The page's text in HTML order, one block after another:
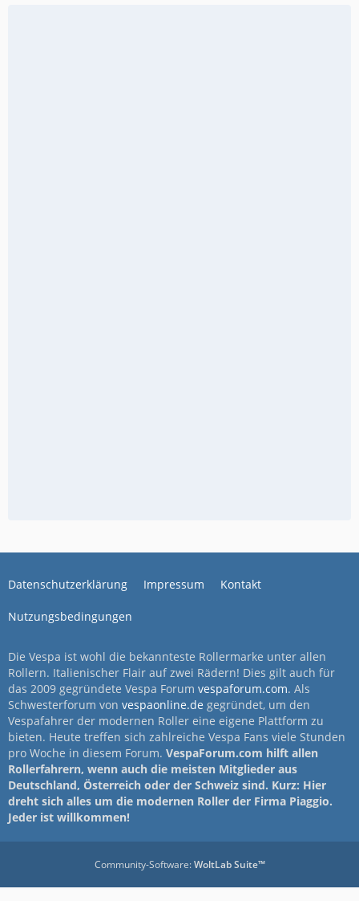
Datenschutzerklärung Impressum Kontakt
Nutzungsbedingungen
Die Vespa ist wohl die bekannteste Rollermarke unter allen
Rollern. Italienischer Flair auf zwei Rädern! Dies gilt auch für
das 2009 gegründete Vespa Forum vespaforum.com. Als
Schwesterforum von vespaonline.de gegründet, um den
Vespafahrer der modernen Roller eine eigene Plattform zu
bieten. Heute treffen sich zahlreiche Vespa Fans viele Stunden
pro Woche in diesem Forum. VespaForum.com hilft allen
Rollerfahrern, wenn auch die meisten Mitglieder aus
Deutschland, Österreich oder der Schweiz sind. Kurz: Hier
dreht sich alles um die modernen Roller der Firma Piaggio.
Jeder ist willkommen!
Community-Software:WoltLab Suite™